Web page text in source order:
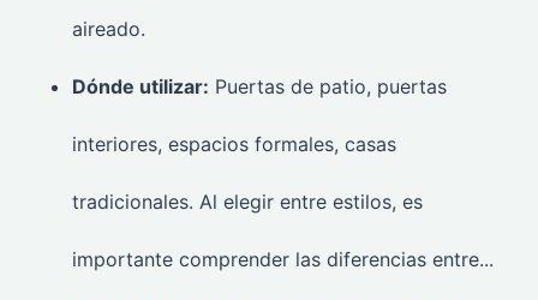
aireado.
Dónde utilizar: Puertas de patio, puertas
interiores, espacios formales, casas
tradicionales. Al elegir entre estilos, es
importante comprender las diferencias entre...